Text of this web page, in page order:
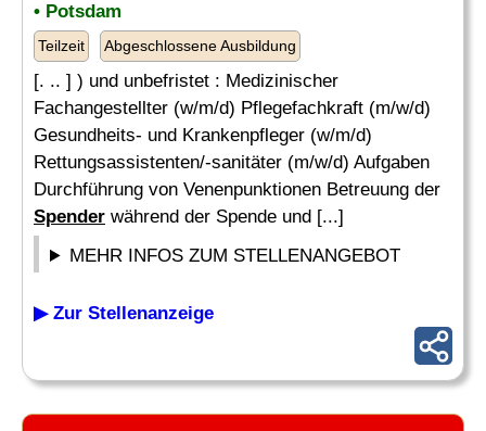
• Potsdam
Teilzeit Abgeschlossene Ausbildung
[. .. ] ) und unbefristet : Medizinischer
Fachangestellter (w/m/d) Pflegefachkraft (m/w/d)
Gesundheits- und Krankenpfleger (w/m/d)
Rettungsassistenten/-sanitäter (m/w/d) Aufgaben
Durchführung von Venenpunktionen Betreuung der
Spender während der Spende und [...]
MEHR INFOS ZUM STELLENANGEBOT
▶ Zur Stellenanzeige